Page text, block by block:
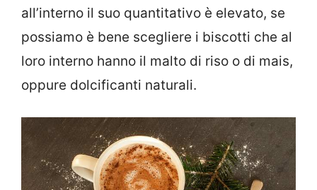
all’interno il suo quantitativo è elevato, se
possiamo è bene scegliere i biscotti che al
loro interno hanno il malto di riso o di mais,
oppure dolcificanti naturali.